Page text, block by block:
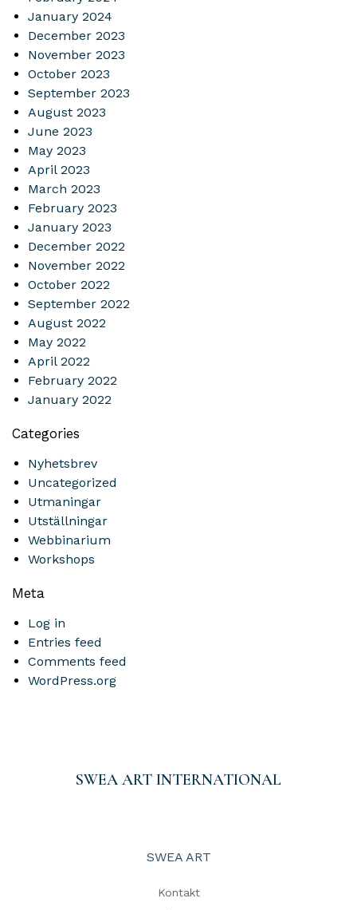
January 2024
December 2023
November 2023
October 2023
September 2023
August 2023
June 2023
May 2023
April 2023
March 2023
February 2023
January 2023
December 2022
November 2022
October 2022
September 2022
August 2022
May 2022
April 2022
February 2022
January 2022
Categories
Nyhetsbrev
Uncategorized
Utmaningar
Utställningar
Webbinarium
Workshops
Meta
Log in
Entries feed
Comments feed
WordPress.org
SWEA ART INTERNATIONAL
SWEA ART
Kontakt